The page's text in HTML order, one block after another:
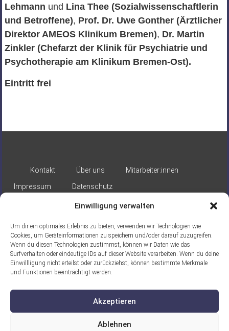
Einwilligung verwalten
Um dir ein optimales Erlebnis zu bieten, verwenden wir Technologien wie
Cookies, um Geräteinformationen zu speichern und/oder darauf zuzugreifen.
Wenn du diesen Technologien zustimmst, können wir Daten wie das
Surfverhalten oder eindeutige IDs auf dieser Website verarbeiten. Wenn du deine
Einwillligung nicht erteilst oder zurückziehst, können bestimmte Merkmale
und Funktionen beeinträchtigt werden.
Akzeptieren
Ablehnen
Lehmann und Lina Thee (Sozialwissenschaftlerin
und Betroffene), Prof. Dr. Uwe Gonther (Ärztlicher
Direktor AMEOS Klinikum Bremen), Dr. Martin
Zinkler (Chefarzt der Klinik für Psychiatrie und
Psychotherapie am Klinikum Bremen-Ost).
Eintritt frei
Kontakt Über uns
Mitarbeiter:innen
Impressum
Datenschutz
Gefördert durch: